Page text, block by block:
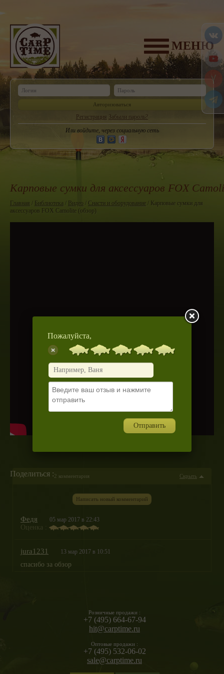
МЕНЮ
Авторизоваться
Регистрация Забыли пароль?
Или войдите, через социальную сеть
Карповые сумки для аксессуаров FOX
Главная / Библиотека / Видео / Снасти и оборудование / Карповые сумки для
аксессуаров FOX Camolite (обзор)
Поделиться : Скрыть
2 комментария
Написать новый комментарий
Федя 05 мар 2017 в 22:43
Оценка :
jura1231 13 мар 2017 в 10:51
спасибо за обзор
Розничные продажи :
+7 (495) 664-67-94
hit@carptime.ru
Оптовые продажи :
+7 (495) 532-06-02
sale@carptime.ru
Пожалуйста,
Отправить